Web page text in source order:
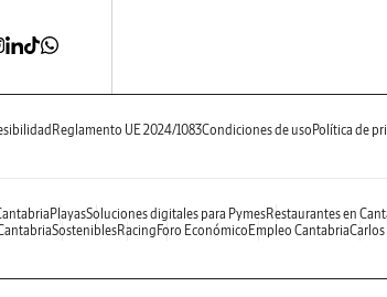
Reglamento UE 2024/1083Condiciones de uso Política de
PlayasSoluciones digitales para PymesRestaurantes en
SosteniblesRacing Foro Económico Empleo Cantabria